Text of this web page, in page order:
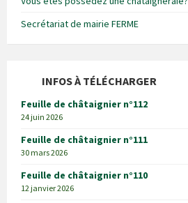
Secrétariat de mairie FERME
INFOS À TÉLÉCHARGER
Feuille de châtaignier n°112
24 juin 2026
Feuille de châtaignier n°111
30 mars 2026
Feuille de châtaignier n°110
12 janvier 2026